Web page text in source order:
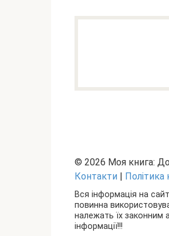
© 2026 Моя книга:
Контакти | Політика
Вся інформація на
повинна
належать їх законним
інформації!!!